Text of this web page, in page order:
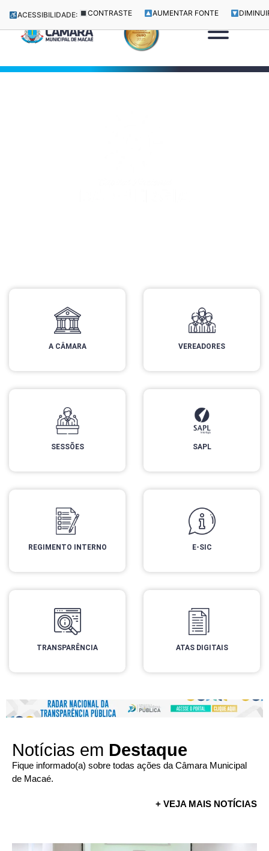
ACESSIBILIDADE: CONTRASTE AUMENTAR FONTE
A CÂMARA VEREADORES
SESSÕES SAPL
REGIMENTO INTERNO E-SIC
TRANSPARÊNCIA ATAS DIGITAIS
Notícias em Destaque
Fique informado(a) sobre todas ações da Câmara Municipal
de Macaé.
+ VEJA MAIS NOTÍCIAS